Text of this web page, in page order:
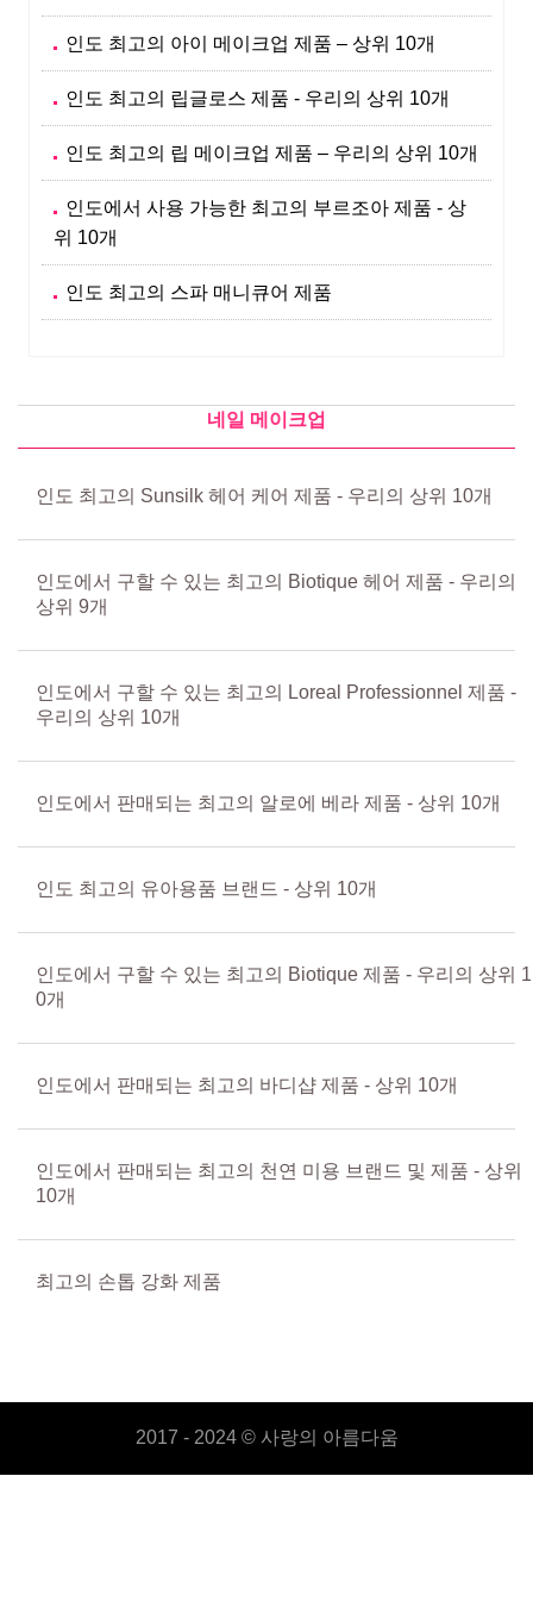
인도 최고의 아이 메이크업 제품 – 상위 10개
인도 최고의 립글로스 제품 - 우리의 상위 10개
인도 최고의 립 메이크업 제품 – 우리의 상위 10개
인도에서 사용 가능한 최고의 부르조아 제품 - 상
위 10개
인도 최고의 스파 매니큐어 제품
네일 메이크업
인도 최고의 Sunsilk 헤어 케어 제품 - 우리의 상위 10개
인도에서 구할 수 있는 최고의 Biotique 헤어 제품 - 우리의
상위 9개
인도에서 구할 수 있는 최고의 Loreal Professionnel 제품 -
우리의 상위 10개
인도에서 판매되는 최고의 알로에 베라 제품 - 상위 10개
인도 최고의 유아용품 브랜드 - 상위 10개
인도에서 구할 수 있는 최고의 Biotique 제품 - 우리의 상위 1
0개
인도에서 판매되는 최고의 바디샵 제품 - 상위 10개
인도에서 판매되는 최고의 천연 미용 브랜드 및 제품 - 상위
10개
최고의 손톱 강화 제품
2017 - 2024 © 사랑의 아름다움